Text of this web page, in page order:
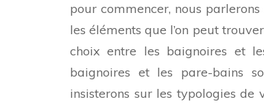
pour commencer, nous
les éléments que l’on peut
choix entre les baignoires et
baignoires et les pare-bains
insisterons sur les typologies de